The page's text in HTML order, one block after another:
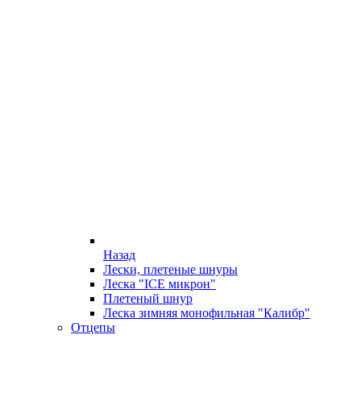
Назад
Лески, плетеные шнуры
Леска "ICE микрон"
Плетеный шнур
Леска зимняя монофильная "Калибр"
Отцепы